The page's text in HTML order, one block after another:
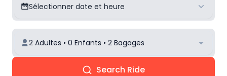
Sélectionner date et heure
2 Adultes • 0 Enfants • 2 Bagages
Search Ride